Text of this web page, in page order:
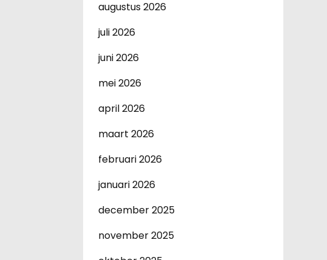
augustus 2026
juli 2026
juni 2026
mei 2026
april 2026
maart 2026
februari 2026
januari 2026
december 2025
november 2025